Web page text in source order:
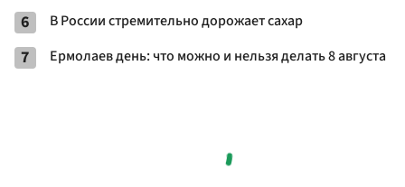
6 В России стремительно дорожает сахар
7 Ермолаев день: что можно и нельзя делать 8 августа